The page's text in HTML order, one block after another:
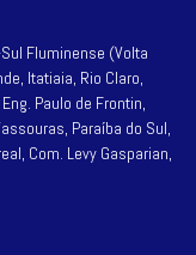
Fluminense (Volta
Itatiaia, Rio Claro,
Paulo de Frontin,
Paraíba do Sul,
Com. Levy Gasparian,